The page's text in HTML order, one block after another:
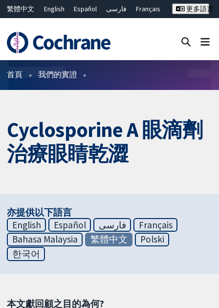
繁體中文 English Español فارسی
Français
ไทย
简体中文
更多語言
篩選條件
首頁 我們的實證
Cyclosporine A 眼滴劑
治療眼睛乾澀
亦提供以下語言
English
Español فارسی
Français
Bahasa Malaysia
繁體中文
Polski
한국어
本文獻回顧之目的為何?